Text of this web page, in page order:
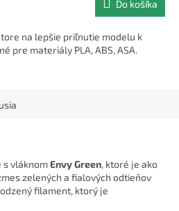
Do košíka
na lepšie priľnutie modelu k
pre materiály PLA, ABS, ASA.
s vláknom Envy Green, ktoré je ako
zelených a fialových odtieňov
filament, ktorý je